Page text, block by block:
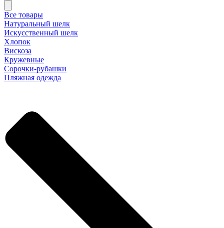
Все товары
Натуральный шелк
Искусственный шелк
Хлопок
Вискоза
Кружевные
Сорочки-рубашки
Пляжная одежда